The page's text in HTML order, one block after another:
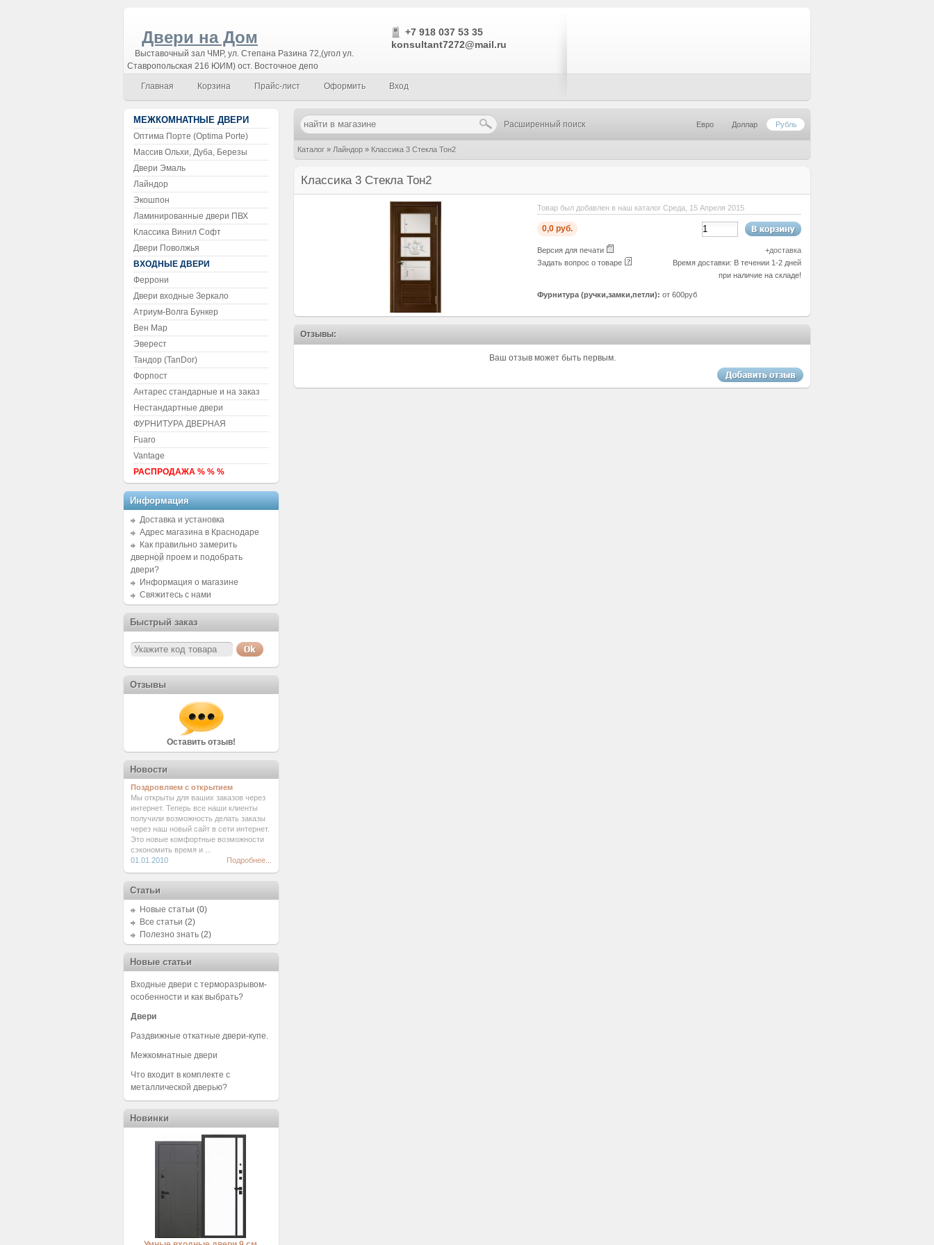
Двери на Дом
Выставочный зал ЧМР, ул. Степана Разина 72,(угол ул.
Ставропольская 216 ЮИМ) ост. Восточное депо
+7 918 037 53 35
konsultant7272@mail.ru
Главная Корзина Прайс-лист Оформить Вход
Расширенный поиск Евро Доллар Рубль
Каталог » Лайндор » Классика 3 Стекла Тон2
Классика 3 Стекла Тон2
Товар был добавлен в наш каталог Среда, 15 Апреля 2015
0,0 руб.
Версия для печати
Задать вопрос о товаре
+доставка
Время доставки: В течении 1-2 дней
при наличие на складе!
Фурнитура (ручки,замки,петли): от 600руб
Отзывы:
Ваш отзыв может быть первым.
МЕЖКОМНАТНЫЕ ДВЕРИ
Оптима Порте (Optima Porte)
Массив Ольхи, Дуба, Березы
Двери Эмаль
Лайндор
Экошпон
Ламинированные двери ПВХ
Классика Винил Софт
Двери Поволжья
ВХОДНЫЕ ДВЕРИ
Феррони
Двери входные Зеркало
Атриум-Волга Бункер
Вен Мар
Эверест
Тандор (TanDor)
Форпост
Антарес стандарные и на заказ
Нестандартные двери
ФУРНИТУРА ДВЕРНАЯ
Fuaro
Vantage
РАСПРОДАЖА % % %
Информация
Доставка и установка
Адрес магазина в Краснодаре
Как правильно замерить
дверной проем и подобрать
двери?
Информация о магазине
Свяжитесь с нами
Быстрый заказ
Отзывы
Оставить отзыв!
Новости
Поздровляем с открытием
Мы открыты для ваших заказов через
интернет. Теперь все наши клиенты
получили возможность делать заказы
через наш новый сайт в сети интернет.
Это новые комфортные возможности
сэкономить время и ...
01.01.2010
Подробнее...
Статьи
Новые статьи (0)
Все статьи (2)
Полезно знать (2)
Новые статьи
Входные двери с терморазрывом-
особенности и как выбрать?
Двери
Раздвижные откатные двери-купе.
Межкомнатные двери
Что входит в комплекте с
металлической дверью?
Новинки